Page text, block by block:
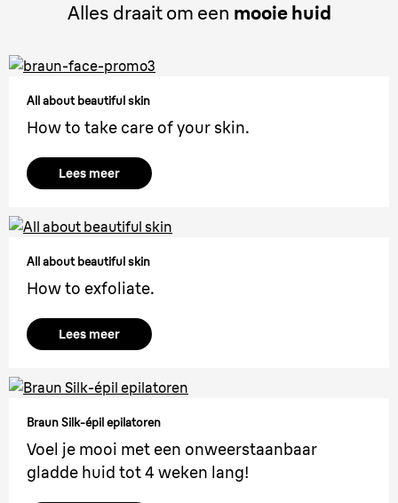
Alles draait om een mooie huid
All about beautiful skin
How to take care of your skin.
Lees meer
All about beautiful skin
How to exfoliate.
Lees meer
Braun Silk-épil epilatoren
Voel je mooi met een onweerstaanbaar
gladde huid tot 4 weken lang!